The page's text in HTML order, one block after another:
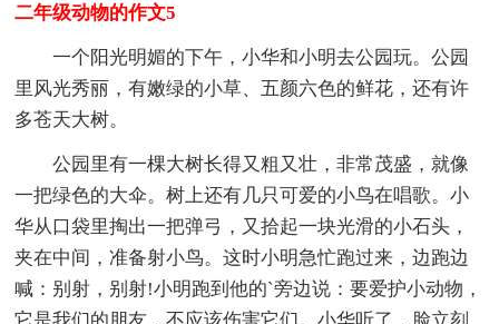
二年级动物的作文5
一个阳光明媚的下午，小华和小明去公园玩。公园
里风光秀丽，有嫩绿的小草、五颜六色的鲜花，还有许
多苍天大树。
公园里有一棵大树长得又粗又壮，非常茂盛，就像
一把绿色的大伞。树上还有几只可爱的小鸟在唱歌。小
华从口袋里掏出一把弹弓，又拾起一块光滑的小石头，
夹在中间，准备射小鸟。这时小明急忙跑过来，边跑边
喊：别射，别射!小明跑到他的`旁边说：要爱护小动物，